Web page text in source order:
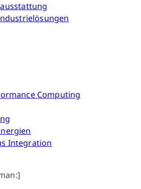
Computing
Integration